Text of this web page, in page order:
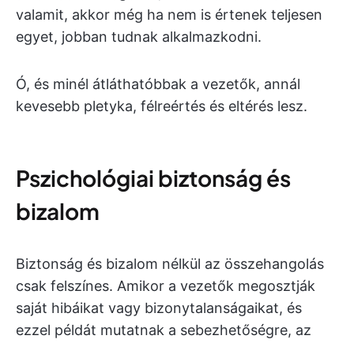
valamit, akkor még ha nem is értenek teljesen
egyet, jobban tudnak alkalmazkodni.
Ó, és minél átláthatóbbak a vezetők, annál
kevesebb pletyka, félreértés és eltérés lesz.
Pszichológiai biztonság és
bizalom
Biztonság és bizalom nélkül az összehangolás
csak felszínes. Amikor a vezetők megosztják
saját hibáikat vagy bizonytalanságaikat, és
ezzel példát mutatnak a sebezhetőségre, az